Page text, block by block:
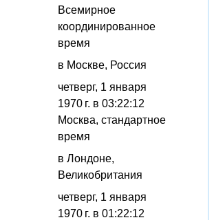
Всемирное
координированное
время
в Москве, Россия
четверг, 1 января
1970 г. в 03:22:12
Москва, стандартное
время
в Лондоне,
Великобритания
четверг, 1 января
1970 г. в 01:22:12